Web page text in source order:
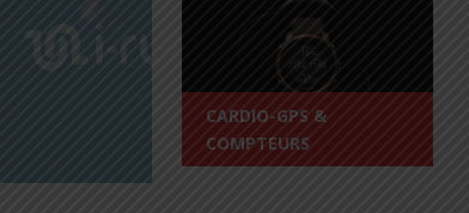
CARDIO-GPS &
COMPTEURS